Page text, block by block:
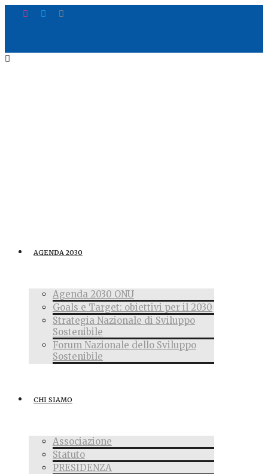
AGENDA 2030
Agenda 2030 ONU
Goals e Target: obiettivi per il 2030
Strategia Nazionale di Sviluppo
Sostenibile
Forum Nazionale dello Sviluppo
Sostenibile
CHI SIAMO
Associazione
Statuto
PRESIDENZA